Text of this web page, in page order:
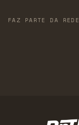
FAZ PARTE DA REDE